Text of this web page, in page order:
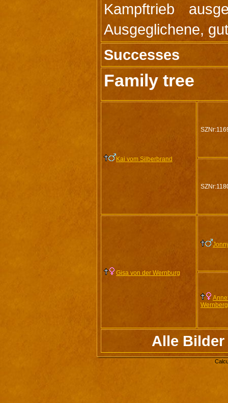
Kampftrieb
Ausgeglichene,
Successes
Family tree
Kai vom Silberbrand
Gisa von der Wernburg
Wernberg
Alle